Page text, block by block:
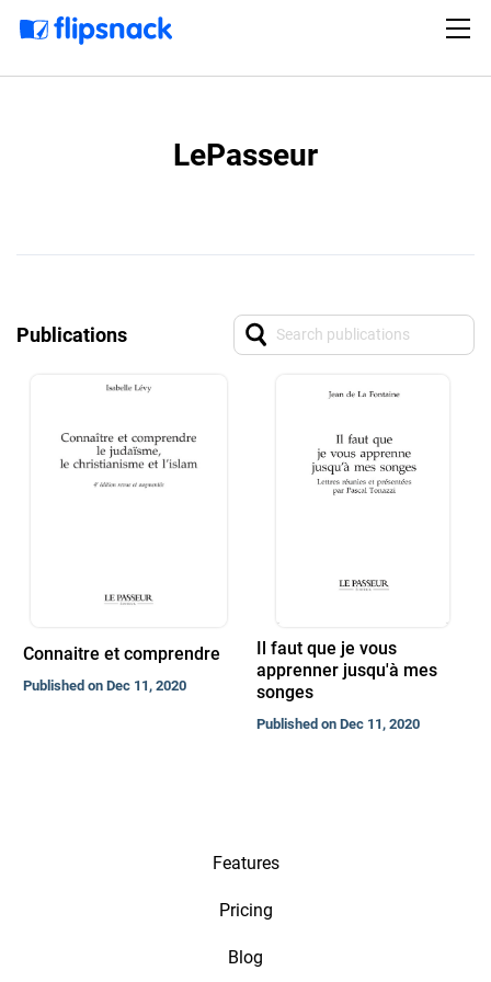
LePasseur
Publications
Connaitre et comprendre
Published on Dec 11, 2020
Il faut que je vous
apprenner jusqu'à mes
songes
Published on Dec 11, 2020
Features
Pricing
Blog